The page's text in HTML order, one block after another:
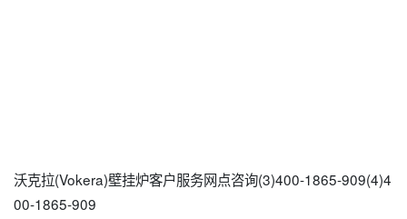
沃克拉(Vokera)壁挂炉客户服务网点咨询(3)400-1865-909(4)4
00-1865-909